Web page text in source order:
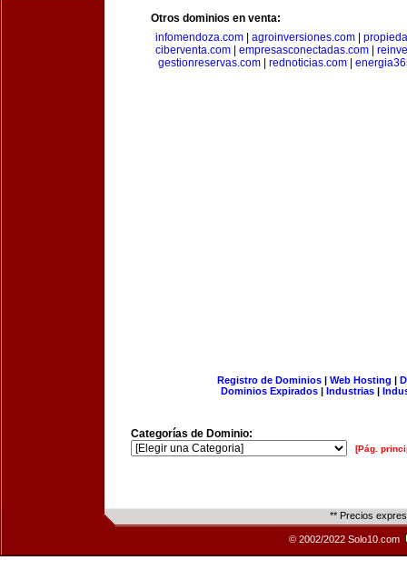
Otros dominios en venta:
infomendoza.com
agroinversiones.com
ciberventa.com| empresasconectadas.com|
gestionreservas.com| rednoticias.com|
Registro de Dominios| Web Hosting |
Dominios Expirados | Industrias |
Categorías de Dominio:
[Pág.
** Precios
© 2002/2022 Solo10.com